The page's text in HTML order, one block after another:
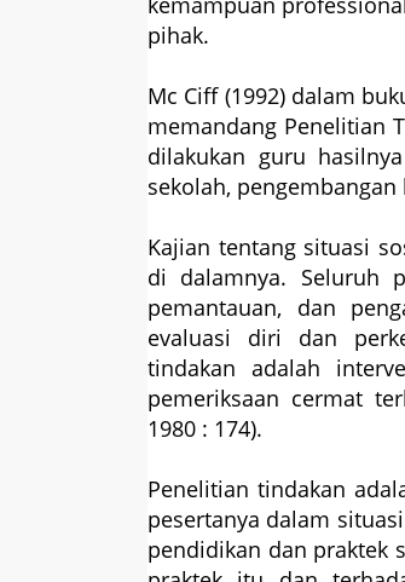
pihak.
Mc Ciff (1992) dalam
memandang Penelitian
dilakukan guru
sekolah,
Kajian tentang situasi
di dalamnya. Seluruh
pemantauan, dan
evaluasi diri dan
tindakan adalah
pemeriksaan cermat
1980 : 174).
Penelitian tindakan
pesertanya dalam
pendidikan dan praktek